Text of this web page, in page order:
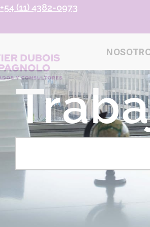
+54 (11) 4382-0973
c